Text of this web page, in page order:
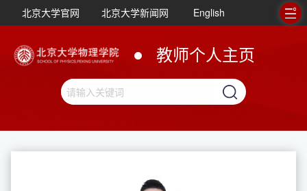
北京大学官网 北京大学新闻网 English
教师个人主页